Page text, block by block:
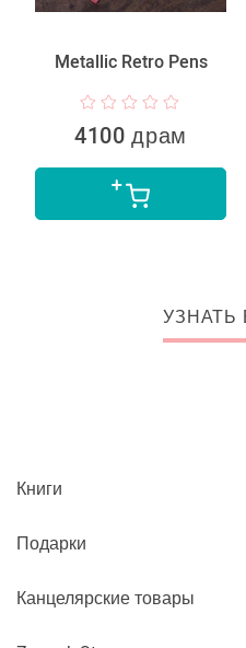
Metallic Retro Pens
4100 драм
УЗНАТЬ
Книги
Подарки
Канцелярские товары